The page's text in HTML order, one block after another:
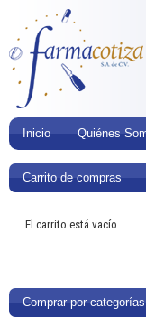
Inicio Quiénes
Carrito de compras
El carrito está vacío
Comprar por categorías